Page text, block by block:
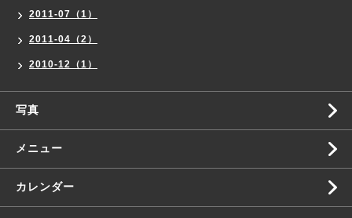
2011-07（1）
2011-04（2）
2010-12（1）
写真
メニュー
カレンダー